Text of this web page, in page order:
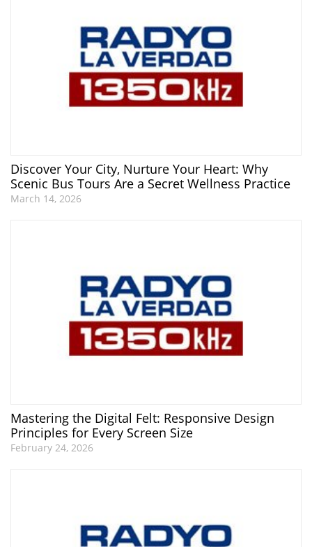
Discover Your City, Nurture Your Heart: Why
Scenic Bus Tours Are a Secret Wellness Practice
March 14, 2026
Mastering the Digital Felt: Responsive Design
Principles for Every Screen Size
February 24, 2026